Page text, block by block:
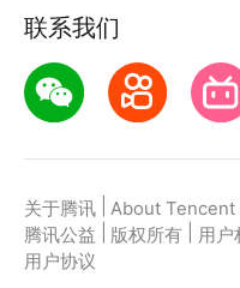
联系我们
关于腾讯 About Tencent
腾讯公益
版权所有 用户
用户协议